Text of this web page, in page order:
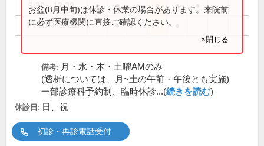
9:30～12:30 ● ● ● ● ●
14:00～16:00 ●
お盆(8月中旬)は休診・休業の場合があります。来院前
に必ず医療機関に直接ご確認ください。
×閉じる
備考: 月・水・木・土曜AMのみ
(透析については、月~土の午前・午後とも実施)
一部診療科予約制、臨時休診...(続きを読む)
休診日: 日、祝
初診・再診電話受付